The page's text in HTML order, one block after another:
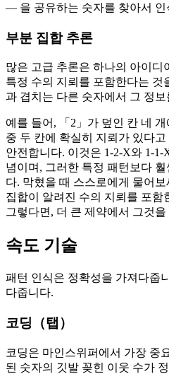
— 을 공유하는 숫자를 찾아서 인
부분 집합 추론
많은 고급 추론은 하나의 아이디
특정 수의 지뢰를 포함한다는 것
과 겹치는 다른 숫자에서 그 정
예를 들어, 「2」가 덮인 칸 네
중 두 칸에 확실히 지뢰가 있다
안전합니다. 이것은 1-2-X와 1-
념이며, 그러한 특정 패턴보다
다. 막혔을 때 스스로에게 물어
집합이 알려진 수의 지뢰를 포함
그렇다면, 더 큰 제약에서 그것을
속도 기술
패턴 인식은 정확성을 가져다줍
다줍니다.
코딩（탭 ）
코딩은 마인스위퍼에서 가장 중
된 숫자의 깃발 꽂힌 이웃 수가